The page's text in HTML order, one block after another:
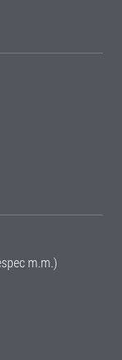
m.m.)